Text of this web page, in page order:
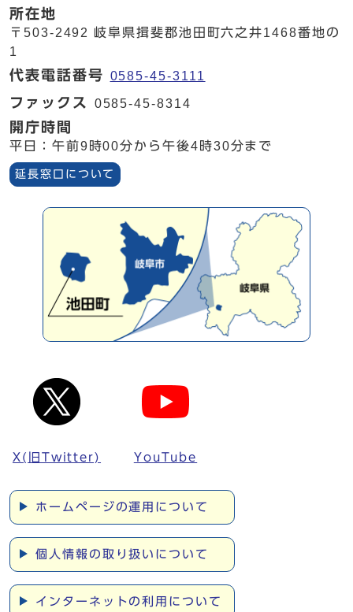
所在地
〒503-2492 岐阜県揖斐郡池田町六之井1468番地の
1
代表電話番号 0585-45-3111
ファックス 0585-45-8314
開庁時間
平日：午前9時00分から午後4時30分まで
延長窓口について
X(旧Twitter) YouTube
ホームページの運用について
個人情報の取り扱いについて
インターネットの利用について